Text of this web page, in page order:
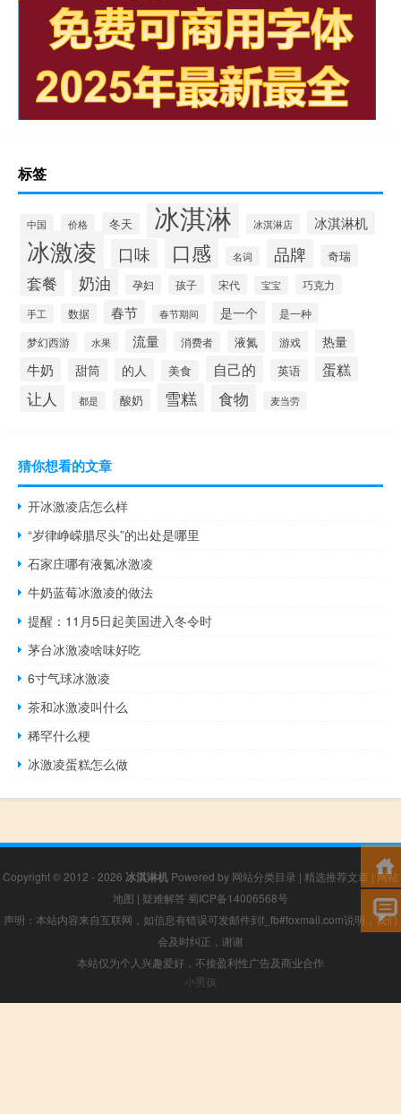
标签
中国 价格 冬天 冰淇淋 冰淇淋店 冰淇淋机
冰激凌 口味 口感 名词 品牌 奇瑞
套餐 奶油 孕妇 孩子 宋代 宝宝 巧克力
手工 数据 春节 春节期间 是一个 是一种
梦幻西游 水果 流量 消费者 液氮 游戏 热量
牛奶 甜筒 的人 美食 自己的 英语 蛋糕
让人 都是 酸奶 雪糕 食物 麦当劳
猜你想看的文章
开冰激凌店怎么样
“岁律峥嵘腊尽头”的出处是哪里
石家庄哪有液氮冰激凌
牛奶蓝莓冰激凌的做法
提醒：11月5日起美国进入冬令时
茅台冰激凌啥味好吃
6寸气球冰激凌
茶和冰激凌叫什么
稀罕什么梗
冰激凌蛋糕怎么做
Copyright © 2012 - 2026 冰淇淋机 Powered by 网站分类目录 | 精选推荐文章 | 网站
地图 | 疑难解答 蜀ICP备14006568号
声明：本站内容来自互联网，如信息有错误可发邮件到f_fb#foxmail.com说明，我们
会及时纠正，谢谢
本站仅为个人兴趣爱好，不接盈利性广告及商业合作
小男孩